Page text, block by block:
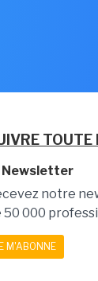
TOUTE
Newsletter
notre
50 000
M'ABONNE